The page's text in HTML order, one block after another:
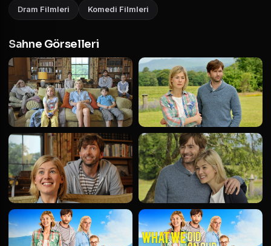
Dram Filmleri Komedi Filmleri
Sahne Görselleri